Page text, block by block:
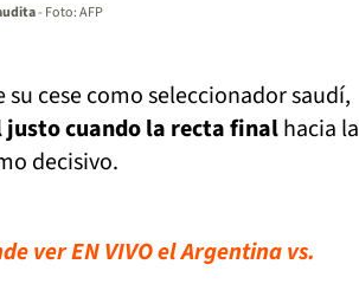
- Foto: AFP
cese como seleccionador saudí,
justo cuando la recta finalhacia la
decisivo.
ver EN VIVO el Argentina vs.